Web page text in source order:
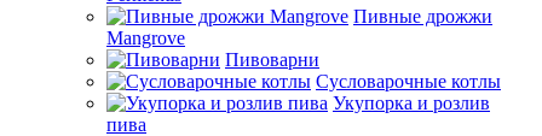
Пивные дрожжи
Mangrove
Пивоварни
Сусловарочные котлы
Укупорка и розлив
пива